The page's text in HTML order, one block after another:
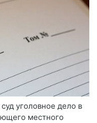
уголовное дело в
местного